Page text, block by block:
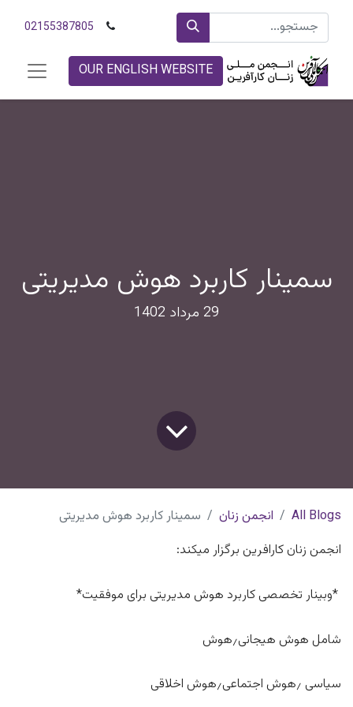
02155387805
OUR ENGLISH WEBSITE
سمینار کاربرد هوش مدیریتی
29 مرداد 1402
All Blogs انجمن زنان
سمینار کاربرد هوش مدیریتی
انجمن زنان کارافرین برگزار میکند:
*وبینار تخصصی کاربرد هوش مدیریتی برای موفقیت*
شامل هوش هیجانی٫هوش
سیاسی ٫هوش اجتماعی٫هوش اخلاقی